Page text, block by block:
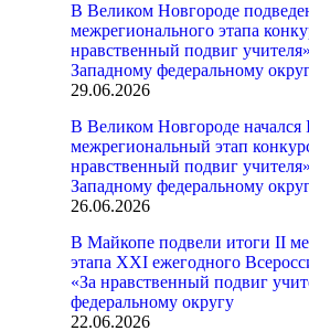
В Великом Новгороде
межрегионального этапа
нравственный подвиг
Западному федеральному
29.06.2026
В Великом Новгороде начался
межрегиональный этап
нравственный подвиг
Западному федеральному
26.06.2026
В Майкопе подвели итоги II
этапа XXI ежегодного
«За нравственный подвиг
федеральному округу
22.06.2026